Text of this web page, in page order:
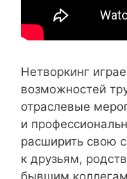
Нетворкинг
возможностей
отраслевые
и
расширить свою
к друзьям,
бывшим